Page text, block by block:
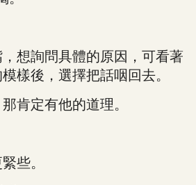
詢問具體的原因，可看著
樣後，選擇把話咽回去。
定有他的道理。
些。